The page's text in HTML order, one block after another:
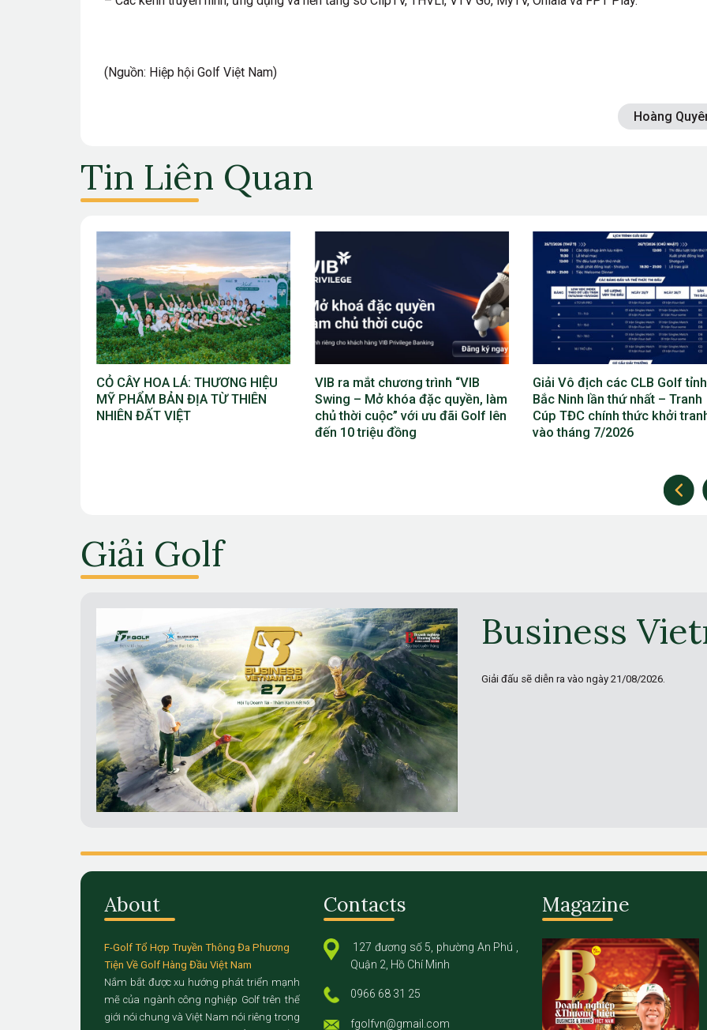
(Nguồn: Hiệp hội Golf Việt Nam)
Hoàng
Tin Liên Quan
VIB ra mắt chương trình “VIB
Swing – Mở khóa đặc quyền, làm
chủ thời cuộc” với ưu đãi Golf lên
Giải Vô địch các CLB Golf tỉnh
Bắc Ninh lần thứ nhất – Tranh
Cúp TĐC chính thức khởi tranh
vào tháng 7/2026
Lộ diện bộ máy điều hành
địch các CLB Golf tỉnh Bắc
lần thứ nhất
Giải Golf
Business
Giải đấu sẽ diễn ra vào ngày 21/08/2026.
About
F-Golf Tổ Hợp Truyền Thông Đa Phương
Tiện Về Golf Hàng Đầu Việt Nam
Nắm bắt được xu hướng phát triển mạnh
mẽ của ngành công nghiệp Golf trên thế
giới nói chung và Việt Nam nói riêng trong
Contacts
127 đương số 5, phường An Phú ,
Quận 2, Hồ Chí Minh
0966 68 31 25
fgolfvn@gmail.com
Magazine